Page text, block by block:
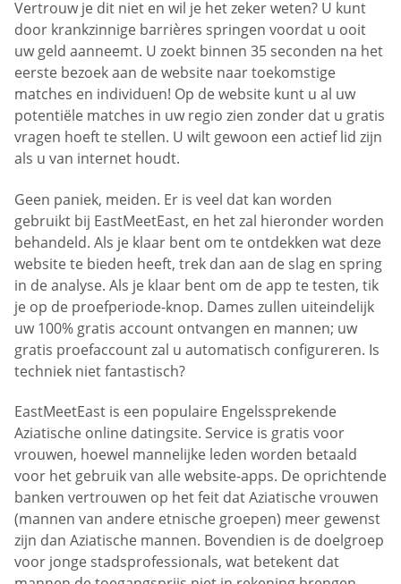
Vertrouw je dit niet en wil je het zeker weten? U kunt
door krankzinnige barrières springen voordat u ooit
uw geld aanneemt. U zoekt binnen 35 seconden na het
eerste bezoek aan de website naar toekomstige
matches en individuen! Op de website kunt u al uw
potentiële matches in uw regio zien zonder dat u gratis
vragen hoeft te stellen. U wilt gewoon een actief lid zijn
als u van internet houdt.
Geen paniek, meiden. Er is veel dat kan worden
gebruikt bij EastMeetEast, en het zal hieronder worden
behandeld. Als je klaar bent om te ontdekken wat deze
website te bieden heeft, trek dan aan de slag en spring
in de analyse. Als je klaar bent om de app te testen, tik
je op de proefperiode-knop. Dames zullen uiteindelijk
uw 100% gratis account ontvangen en mannen; uw
gratis proefaccount zal u automatisch configureren. Is
techniek niet fantastisch?
EastMeetEast is een populaire Engelssprekende
Aziatische online datingsite. Service is gratis voor
vrouwen, hoewel mannelijke leden worden betaald
voor het gebruik van alle website-apps. De oprichtende
banken vertrouwen op het feit dat Aziatische vrouwen
(mannen van andere etnische groepen) meer gewenst
zijn dan Aziatische mannen. Bovendien is de doelgroep
voor jonge stadsprofessionals, wat betekent dat